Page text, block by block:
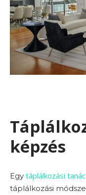
képzés
Egy táplálkozási
táplálkozási